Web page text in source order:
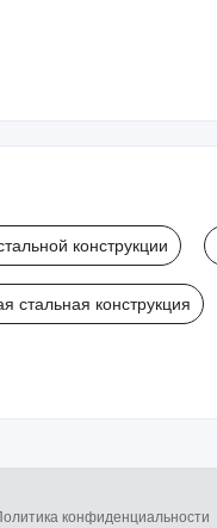
конструкции
стальная конструкция
конфиденциальности